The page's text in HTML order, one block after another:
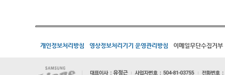
개인정보처리방침 영상정보처리기기 운영관리방침 이메일무단수집거부